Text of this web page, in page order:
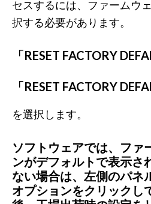
セスするには、ファームウ
択する必要があります。
「RESET FACTORY
「RESET FACTORY
を選択します。
ソフトウェアでは、ファ
ンがデフォルトで表示さ
ない場合は、左側のパネ
オプションをクリックし